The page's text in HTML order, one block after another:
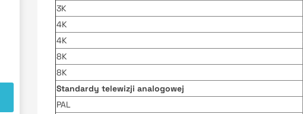
3K
4K
4K
8K
8K
Standardy telewizji analogowej
PAL